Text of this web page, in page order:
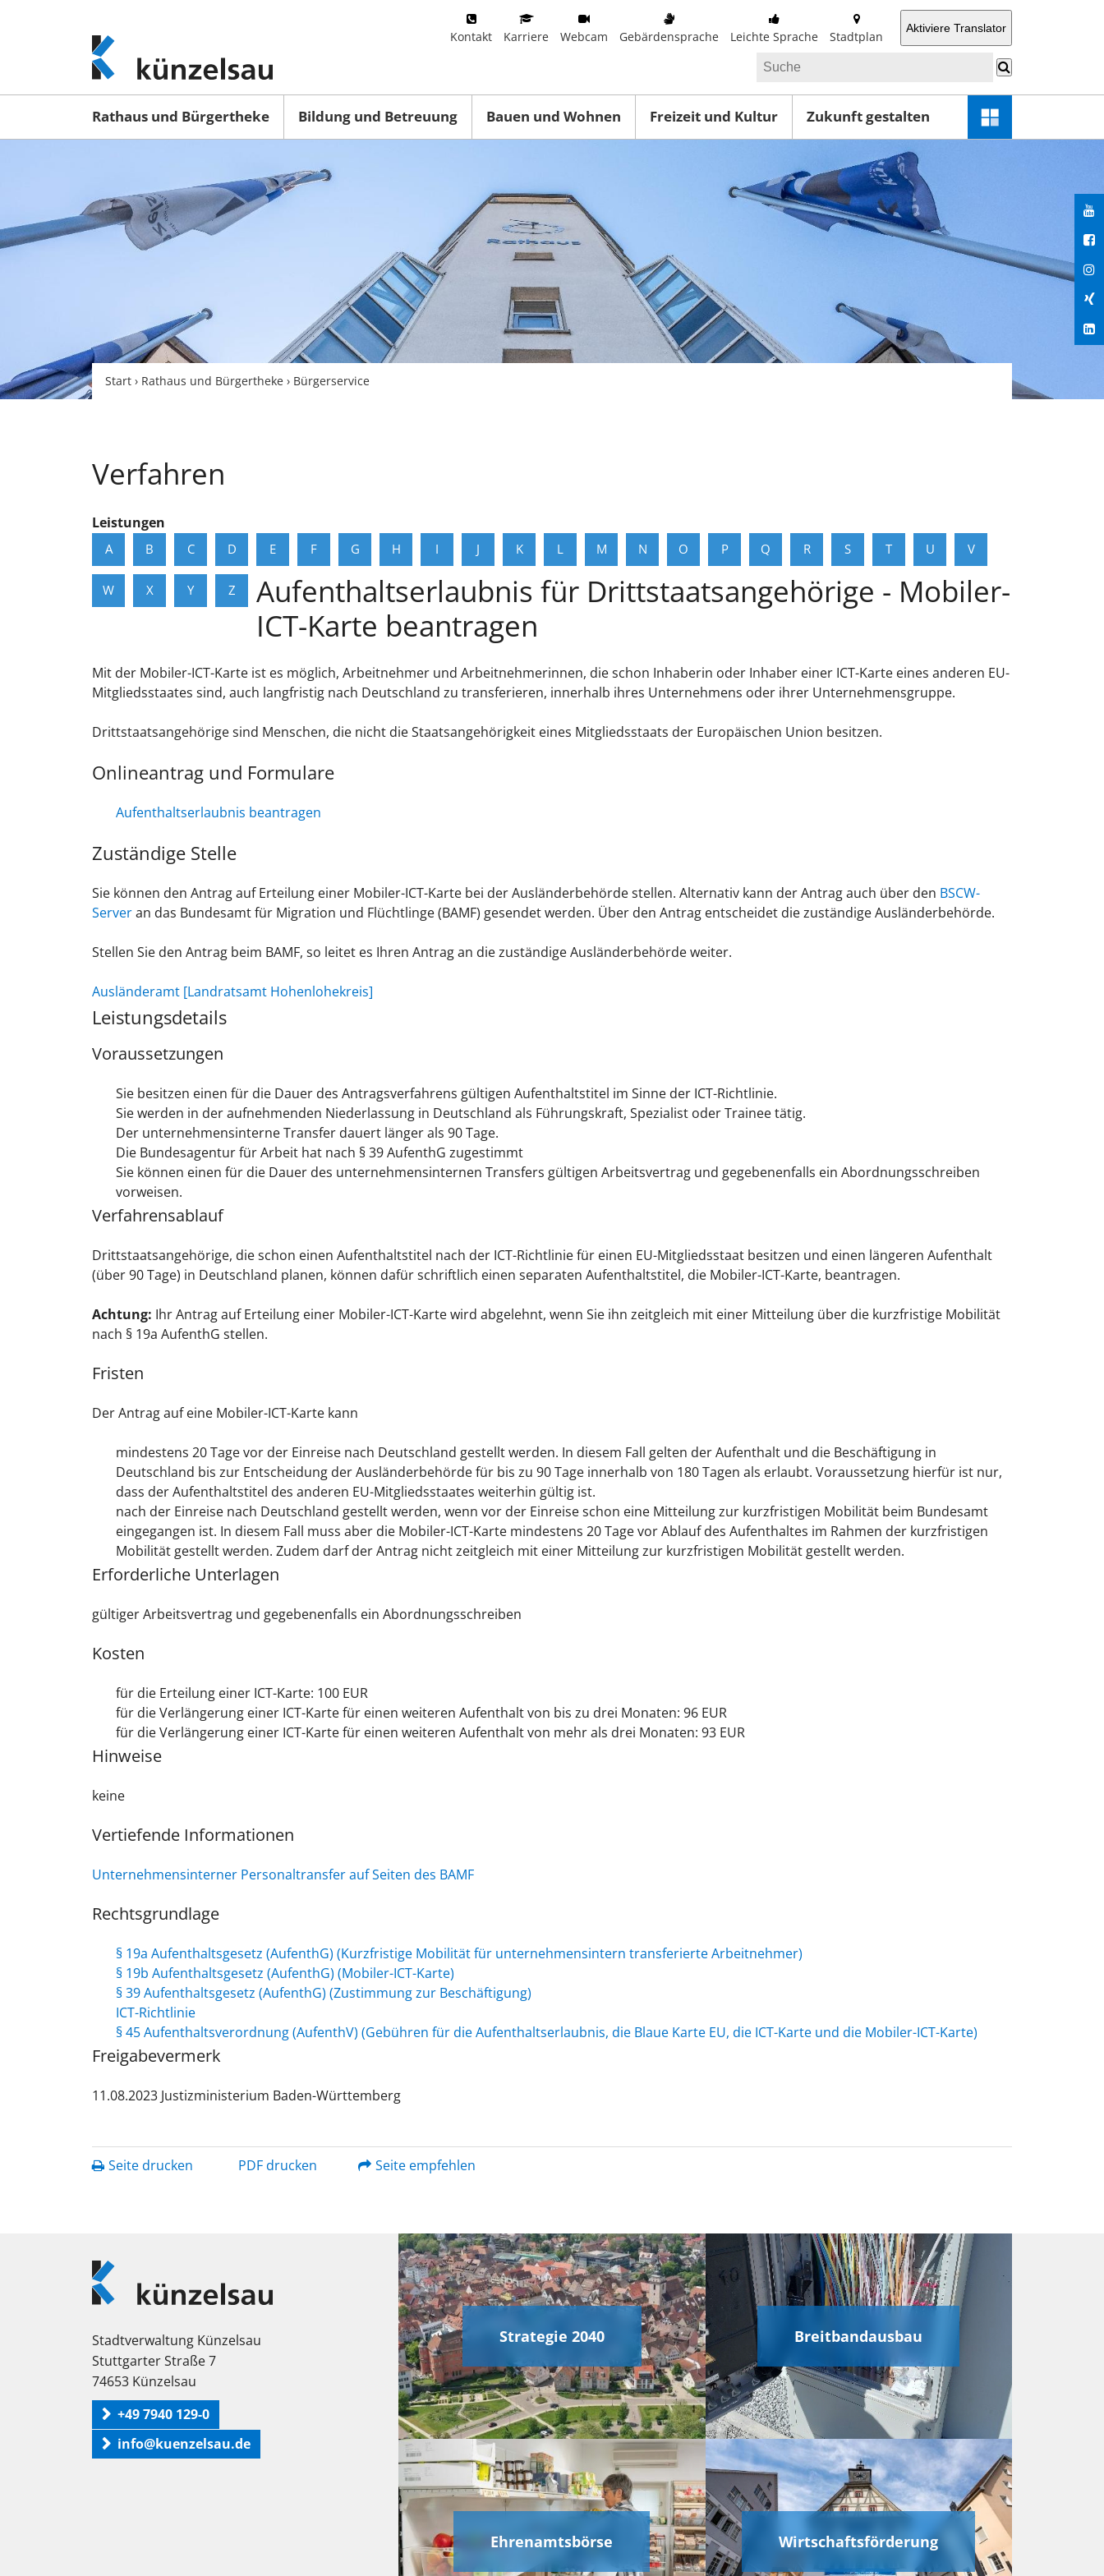
www.kuenzelsau.de
(zur
Startseite)
Kontakt Karriere Webcam Gebärdensprache Leichte Sprache Stadtplan
Aktiviere Translator
Rathaus und Bürgertheke Bildung und Betreuung Bauen und Wohnen Freizeit und Kultur Zukunft gestalten
Schnellzugriff-
Menü
Start › Rathaus und Bürgertheke › Bürgerservice
Verfahren
Leistungen
A B C D E F G H I J K L M N O P Q R S T U V
W X Y Z
Aufenthaltserlaubnis für Drittstaatsangehörige - Mobiler-
ICT-Karte beantragen
Mit der Mobiler-ICT-Karte ist es möglich, Arbeitnehmer und Arbeitnehmerinnen, die schon Inhaberin oder Inhaber einer ICT-Karte eines anderen EU-
Mitgliedsstaates sind, auch langfristig nach Deutschland zu transferieren, innerhalb ihres Unternehmens oder ihrer Unternehmensgruppe.
Drittstaatsangehörige sind Menschen, die nicht die Staatsangehörigkeit eines Mitgliedsstaats der Europäischen Union besitzen.
Onlineantrag und Formulare
Aufenthaltserlaubnis beantragen
Zuständige Stelle
Sie können den Antrag auf Erteilung einer Mobiler-ICT-Karte bei der Ausländerbehörde stellen. Alternativ kann der Antrag auch über den BSCW-
Serveran das Bundesamt für Migration und Flüchtlinge (BAMF) gesendet werden. Über den Antrag entscheidet die zuständige Ausländerbehörde.
Stellen Sie den Antrag beim BAMF, so leitet es Ihren Antrag an die zuständige Ausländerbehörde weiter.
Ausländeramt [Landratsamt Hohenlohekreis]
Leistungsdetails
Voraussetzungen
Sie besitzen einen für die Dauer des Antragsverfahrens gültigen Aufenthaltstitel im Sinne der ICT-Richtlinie.
Sie werden in der aufnehmenden Niederlassung in Deutschland als Führungskraft, Spezialist oder Trainee tätig.
Der unternehmensinterne Transfer dauert länger als 90 Tage.
Die Bundesagentur für Arbeit hat nach § 39 AufenthG zugestimmt
Sie können einen für die Dauer des unternehmensinternen Transfers gültigen Arbeitsvertrag und gegebenenfalls ein Abordnungsschreiben
vorweisen.
Verfahrensablauf
Drittstaatsangehörige, die schon einen Aufenthaltstitel nach der ICT-Richtlinie für einen EU-Mitgliedsstaat besitzen und einen längeren Aufenthalt
(über 90 Tage) in Deutschland planen, können dafür schriftlich einen separaten Aufenthaltstitel, die Mobiler-ICT-Karte, beantragen.
Achtung: Ihr Antrag auf Erteilung einer Mobiler-ICT-Karte wird abgelehnt, wenn Sie ihn zeitgleich mit einer Mitteilung über die kurzfristige Mobilität
nach § 19a AufenthG stellen.
Fristen
Der Antrag auf eine Mobiler-ICT-Karte kann
mindestens 20 Tage vor der Einreise nach Deutschland gestellt werden. In diesem Fall gelten der Aufenthalt und die Beschäftigung in
Deutschland bis zur Entscheidung der Ausländerbehörde für bis zu 90 Tage innerhalb von 180 Tagen als erlaubt. Voraussetzung hierfür ist nur,
dass der Aufenthaltstitel des anderen EU-Mitgliedsstaates weiterhin gültig ist.
nach der Einreise nach Deutschland gestellt werden, wenn vor der Einreise schon eine Mitteilung zur kurzfristigen Mobilität beim Bundesamt
eingegangen ist. In diesem Fall muss aber die Mobiler-ICT-Karte mindestens 20 Tage vor Ablauf des Aufenthaltes im Rahmen der kurzfristigen
Mobilität gestellt werden. Zudem darf der Antrag nicht zeitgleich mit einer Mitteilung zur kurzfristigen Mobilität gestellt werden.
Erforderliche Unterlagen
gültiger Arbeitsvertrag und gegebenenfalls ein Abordnungsschreiben
Kosten
für die Erteilung einer ICT-Karte: 100 EUR
für die Verlängerung einer ICT-Karte für einen weiteren Aufenthalt von bis zu drei Monaten: 96 EUR
für die Verlängerung einer ICT-Karte für einen weiteren Aufenthalt von mehr als drei Monaten: 93 EUR
Hinweise
keine
Vertiefende Informationen
Unternehmensinterner Personaltransfer auf Seiten des BAMF
Rechtsgrundlage
§ 19a Aufenthaltsgesetz (AufenthG) (Kurzfristige Mobilität für unternehmensintern transferierte Arbeitnehmer)
§ 19b Aufenthaltsgesetz (AufenthG) (Mobiler-ICT-Karte)
§ 39 Aufenthaltsgesetz (AufenthG) (Zustimmung zur Beschäftigung)
ICT-Richtlinie
§ 45 Aufenthaltsverordnung (AufenthV) (Gebühren für die Aufenthaltserlaubnis, die Blaue Karte EU, die ICT-Karte und die Mobiler-ICT-Karte)
Freigabevermerk
11.08.2023 Justizministerium Baden-Württemberg
Seite drucken PDF drucken Seite empfehlen
Logo
Künzelsau
Stadtverwaltung Künzelsau
Stuttgarter Straße 7
74653 Künzelsau
+49 7940 129-0
info@kuenzelsau.de
Strategie 2040 Breitbandausbau
Ehrenamtsbörse Wirtschaftsförderung